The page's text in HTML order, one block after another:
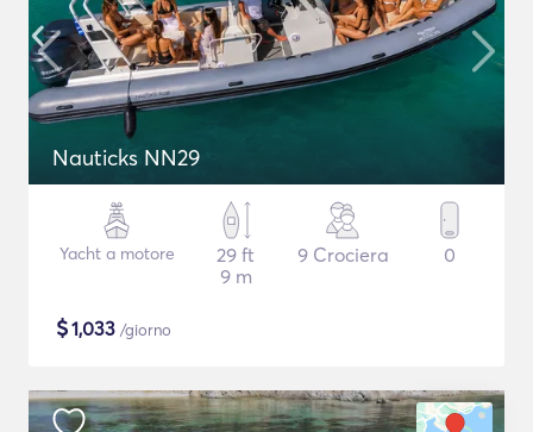
Nauticks NN29
Yacht a motore
29 ft
9 m
9 Crociera 0
$1,033 /giorno